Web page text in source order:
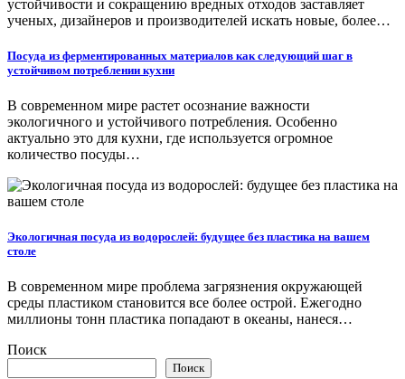
устойчивости и сокращению вредных отходов заставляет
ученых, дизайнеров и производителей искать новые, более…
Посуда из ферментированных материалов как следующий шаг в
устойчивом потреблении кухни
В современном мире растет осознание важности
экологичного и устойчивого потребления. Особенно
актуально это для кухни, где используется огромное
количество посуды…
Экологичная посуда из водорослей: будущее без пластика на вашем
столе
В современном мире проблема загрязнения окружающей
среды пластиком становится все более острой. Ежегодно
миллионы тонн пластика попадают в океаны, нанеся…
Поиск
Поиск